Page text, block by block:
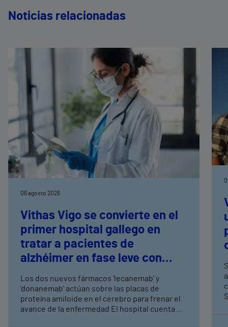
Noticias relacionadas
06 agosto 2026
Vithas Vigo se convierte en el
primer hospital gallego en
tratar a pacientes de
alzhéimer en fase leve con
Los dos nuevos fármacos 'lecanemab' y
'donanemab' actúan sobre las placas de
proteína amiloide en el cerebro para frenar el
avance de la enfermedad El hospital cuenta